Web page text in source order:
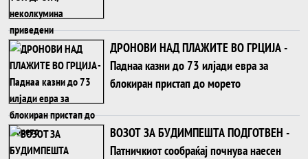
ДРОНОВИ НАД ПЛАЖИТЕ ВО ГРЦИЈА -
Паднаа казни до 73 илјади евра за
блокиран пристап до морето
ВОЗОТ ЗА БУДИМПЕШТА ПОДГОТВЕН -
Патничкиот сообраќај почнува наесен